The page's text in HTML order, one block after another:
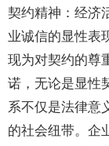
契约精神：经济
业诚信的显性表
现为对契约的
诺，无论是显性
系不仅是法律意
的社会纽带。企